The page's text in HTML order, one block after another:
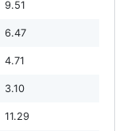
9.51
6.47
4.71
3.10
11.29